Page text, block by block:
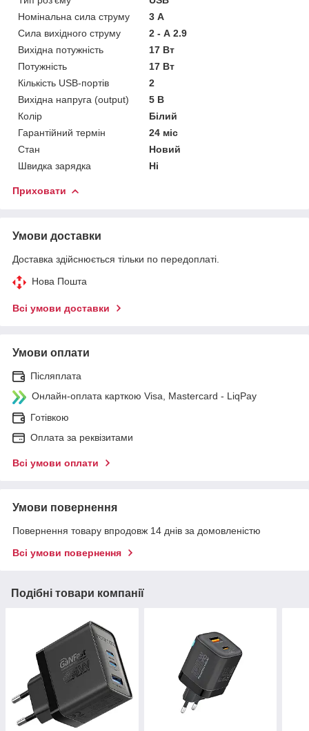
Номінальна сила струму
3 А
Сила вихідного струму
2 - А 2.9
Вихідна потужність
17 Вт
Потужність
17 Вт
Кількість USB-портів
2
Вихідна напруга (output)
5 В
Колір
Білий
Гарантійний термін
24 міс
Стан
Новий
Швидка зарядка
Ні
Приховати
Умови доставки
Доставка здійснюється тільки по передоплаті.
Нова Пошта
Всі умови доставки
Умови оплати
Післяплата
Онлайн-оплата карткою Visa, Mastercard - LiqPay
Готівкою
Оплата за реквізитами
Всі умови оплати
Умови повернення
Повернення товару впродовж 14 днів за домовленістю
Всі умови повернення
Подібні товари компанії